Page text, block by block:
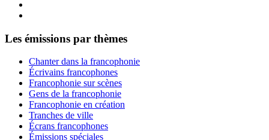
Les émissions par thèmes
Chanter dans la francophonie
Écrivains francophones
Francophonie sur scènes
Gens de la francophonie
Francophonie en création
Tranches de ville
Écrans francophones
Émissions spéciales